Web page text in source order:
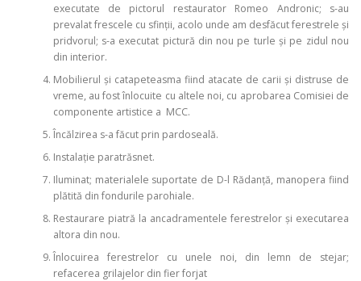
executate de pictorul restaurator Romeo Andronic; s-au
prevalat frescele cu sfinţii, acolo unde am desfăcut ferestrele şi
pridvorul; s-a executat pictură din nou pe turle şi pe zidul nou
din interior.
Mobilierul şi catapeteasma fiind atacate de carii şi distruse de
vreme, au fost înlocuite cu altele noi, cu aprobarea Comisiei de
componente artistice a MCC.
Încălzirea s-a făcut prin pardoseală.
Instalație paratrăsnet.
Iluminat; materialele suportate de D-l Rădanţă, manopera fiind
plătită din fondurile parohiale.
Restaurare piatră la ancadramentele ferestrelor şi executarea
altora din nou.
Înlocuirea ferestrelor cu unele noi, din lemn de stejar;
refacerea grilajelor din fier forjat